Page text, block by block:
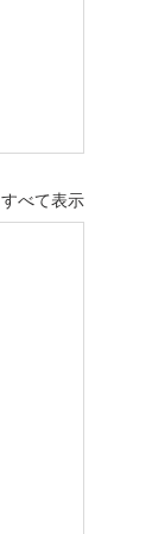
すべて表示